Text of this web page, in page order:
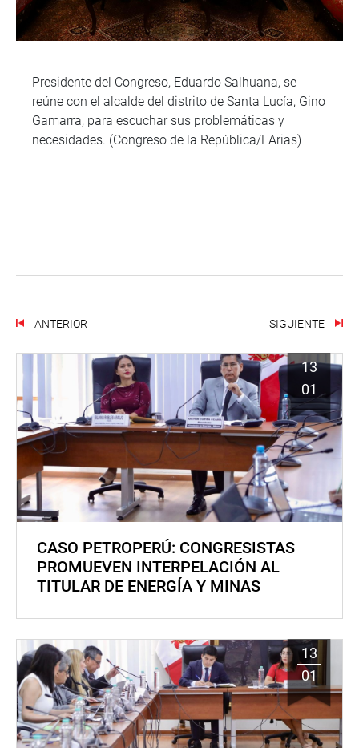
Presidente del Congreso, Eduardo Salhuana, se
reúne con el alcalde del distrito de Santa Lucía, Gino
Gamarra, para escuchar sus problemáticas y
necesidades. (Congreso de la República/EArias)
ANTERIOR SIGUIENTE
13
01
CASO PETROPERÚ: CONGRESISTAS
PROMUEVEN INTERPELACIÓN AL
TITULAR DE ENERGÍA Y MINAS
13
01